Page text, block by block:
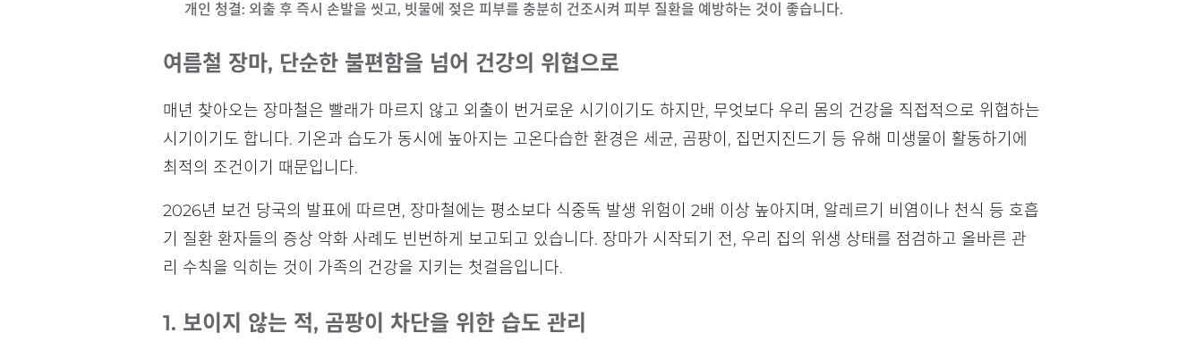
개인 청결: 외출 후 즉시 손발을 씻고, 빗물에 젖은 피부를 충분히 건조시켜 피부 질환을 예방하는 것이 좋습니다.
여름철 장마, 단순한 불편함을 넘어 건강의 위협으로
매년 찾아오는 장마철은 빨래가 마르지 않고 외출이 번거로운 시기이기도 하지만, 무엇보다 우리 몸의 건강을 직접적으로 위협하는
시기이기도 합니다. 기온과 습도가 동시에 높아지는 고온다습한 환경은 세균, 곰팡이, 집먼지진드기 등 유해 미생물이 활동하기에
최적의 조건이기 때문입니다.
2026년 보건 당국의 발표에 따르면, 장마철에는 평소보다 식중독 발생 위험이 2배 이상 높아지며, 알레르기 비염이나 천식 등 호흡
기 질환 환자들의 증상 악화 사례도 빈번하게 보고되고 있습니다. 장마가 시작되기 전, 우리 집의 위생 상태를 점검하고 올바른 관
리 수칙을 익히는 것이 가족의 건강을 지키는 첫걸음입니다.
1. 보이지 않는 적, 곰팡이 차단을 위한 습도 관리